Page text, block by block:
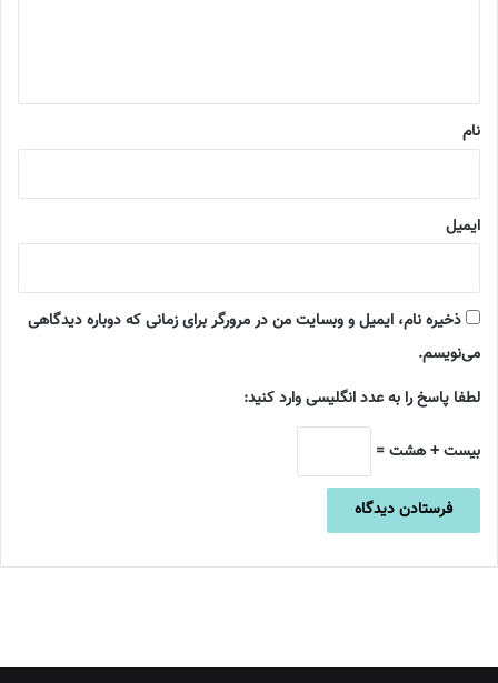
نام
ایمیل
ذخیره نام، ایمیل و وبسایت من در مرورگر برای زمانی که دوباره دیدگاهی
می‌نویسم.
لطفا پاسخ را به عدد انگلیسی وارد کنید:
بیست + هشت =